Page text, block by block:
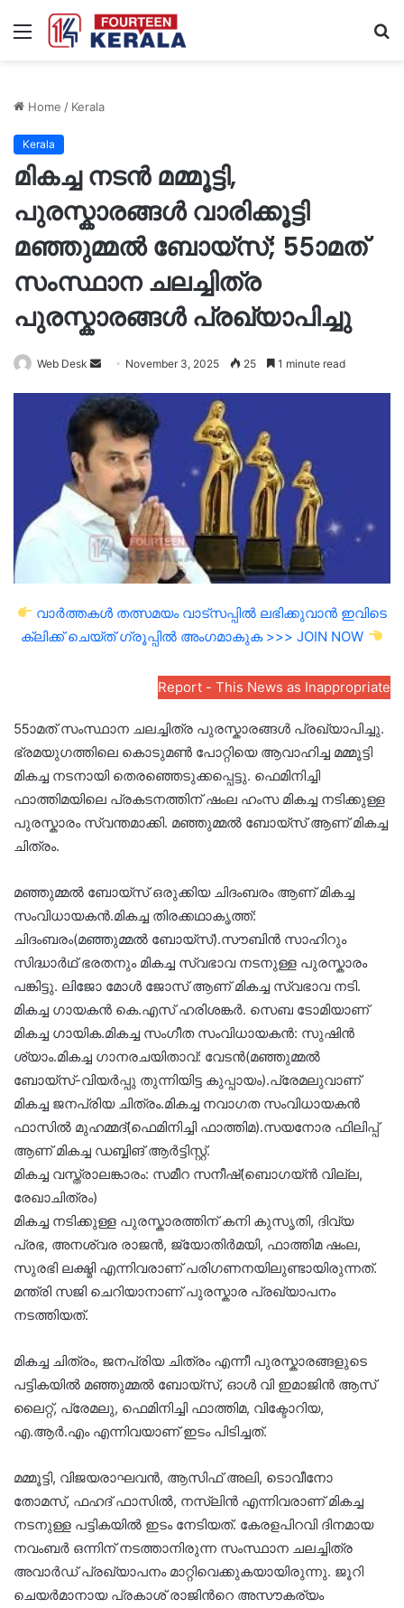
Menu
Home / Kerala
Kerala
മികച്ച നടൻ ​മമ്മൂട്ടി,
പുരസ്കാരങ്ങൾ വാരിക്കൂട്ടി
മഞ്ഞുമ്മൽ ബോയ്സ്; 55ാമത്
സംസ്ഥാന ചലച്ചിത്ര
പുരസ്കാരങ്ങൾ പ്രഖ്യാപിച്ചു
Web Desk
Send
email
November 3, 2025 25 1 minute read
വാർത്തകൾ തത്സമയം വാട്സപ്പിൽ ലഭിക്കുവാൻ ഇവിടെ
ക്ലിക്ക് ചെയ്ത് ഗ്രൂപ്പിൽ അംഗമാകുക >>> JOIN NOW
Report - This News as Inappropriate
55ാമത് സംസ്ഥാന ചലച്ചിത്ര പുരസ്കാരങ്ങൾ പ്രഖ്യാപിച്ചു.
ഭ്രമയുഗത്തിലെ കൊടുമൺ പോറ്റിയെ ആവാഹിച്ച മമ്മൂട്ടി
മികച്ച നടനായി തെരഞ്ഞെടുക്കപ്പെട്ടു. ഫെമിനിച്ചി
ഫാത്തിമയിലെ പ്രകടനത്തിന് ഷംല ഹംസ മികച്ച നടിക്കുള്ള
പുരസ്കാരം സ്വന്തമാക്കി. മഞ്ഞുമ്മൽ ബോയ്സ് ആണ് മികച്ച
ചിത്രം.
മഞ്ഞുമ്മൽ ബോയ്സ് ഒരുക്കിയ ചിദംബരം ആണ് മികച്ച
സംവിധായകൻ.മികച്ച തിരക്കഥാകൃത്ത്:
ചിദംബരം(മഞ്ഞുമ്മൽ ബോയ്സ്).സൗബിൻ സാഹിറും
സിദ്ധാർഥ് ഭരതനും മികച്ച സ്വഭാവ നടനുള്ള പുരസ്കാരം
പങ്കിട്ടു. ലിജോ മോൾ ജോസ് ആണ് മികച്ച സ്വഭാവ നടി.
മികച്ച ഗായകൻ കെ.എസ് ഹരിശങ്കർ. സെബ ടോമിയാണ്
മികച്ച ഗായിക.മികച്ച സംഗീത സംവിധായകൻ: സുഷിൻ
ശ്യാം.മികച്ച ഗാനരചയിതാവ്: വേടൻ(മഞ്ഞുമ്മൽ
ബോയ്സ്-വിയർപ്പു തുന്നിയിട്ട കുപ്പായം).പ്രേമലുവാണ്
മികച്ച ജനപ്രിയ ചിത്രം.മികച്ച നവാഗത സംവിധായകൻ
ഫാസിൽ മുഹമ്മദ്(ഫെമിനിച്ചി ഫാത്തിമ).സയനോര ഫിലിപ്പ്
ആണ് മികച്ച ഡബ്ബിങ് ആർട്ടിസ്റ്റ്.
മികച്ച വസ്ത്രാലങ്കാരം: സമീറ സനീഷ്(ബൊഗയ്ൻ വില്ല,
രേഖാചിത്രം)
മികച്ച നടിക്കുള്ള പുരസ്കാരത്തിന് കനി കുസൃതി, ദിവ്യ
പ്രഭ, അനശ്വര രാജൻ, ജ്യോതിർമയി, ഫാത്തിമ ഷംല,
സുരഭി ലക്ഷ്മി എന്നിവരാണ് പരിഗണനയിലുണ്ടായിരുന്നത്.
മന്ത്രി സജി ചെറിയാനാണ് പുരസ്കാര പ്രഖ്യാപനം
നടത്തിയത്.
മികച്ച ചിത്രം, ജനപ്രിയ ചിത്രം എന്നീ പുരസ്കാരങ്ങളുടെ
പട്ടികയിൽ മഞ്ഞുമ്മൽ ബോയ്സ്, ഓൾ വി ഇമാജിൻ ആസ്
ലൈറ്റ്, പ്രേമലു, ഫെമിനിച്ചി ഫാത്തിമ, വിക്ടോറിയ,
എ.ആർ.എം എന്നിവയാണ് ഇടം പിടിച്ചത്.
മമ്മൂട്ടി, വിജയരാഘവൻ, ആസിഫ് അലി, ടൊവീനോ
തോമസ്, ഫഹദ് ഫാസിൽ, നസ്‍ലിൻ എന്നിവരാണ് മികച്ച
നടനുള്ള പട്ടികയിൽ ഇടം നേടിയത്. കേരളപിറവി ദിനമായ
നവംബർ ഒന്നിന് നടത്താനിരുന്ന സംസ്ഥാന ചലച്ചിത്ര
അവാർഡ് പ്രഖ്യാപനം മാറ്റിവെക്കുകയായിരുന്നു. ജൂറി
ചെയർമാനായ പ്രകാശ് രാജിന്‍റെ അസൗകര്യം